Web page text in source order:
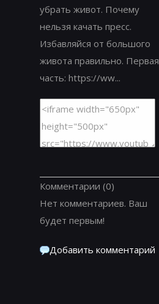
убрать живот. Почему
нельзя качать пресс.
Избавляйся от большого
живота правильно. Первая
часть: https://ww...
Комментарии (0)
Нет комментариев. Ваш
будет первым!
Добавить комментарий